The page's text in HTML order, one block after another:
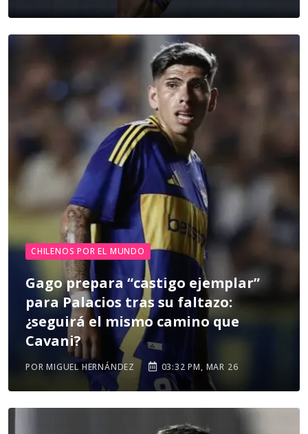
CHILENOS POR EL MUNDO
Gago prepara “castigo ejemplar”
para Palacios tras su faltazo:
¿seguirá el mismo camino que
Cavani?
POR MIGUEL HERNÁNDEZ 03:32 PM, MAR 26